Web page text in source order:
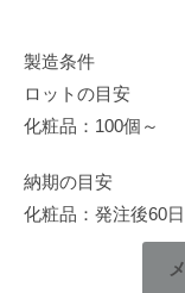
製造条件
ロットの目安
化粧品：100個～
納期の目安
化粧品：発注後60